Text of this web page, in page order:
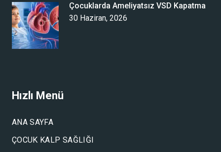
Çocuklarda Ameliyatsız VSD Kapatma
30 Haziran, 2026
Hızlı Menü
ANA SAYFA
ÇOCUK KALP SAĞLIĞI